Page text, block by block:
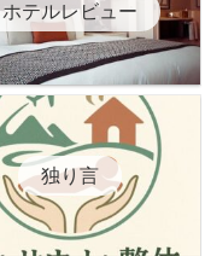
ホテルレビュー
独り言